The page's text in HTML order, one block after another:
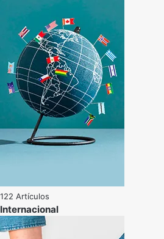
122 Artículos
Internacional